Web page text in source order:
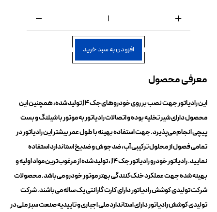
افزودن به سبد خرید
معرفی محصول
این رادیاتور جهت نصب بر روی خودروهای جک J4 تولید شده، همچنین این
محصول دارای شیر تخلیه بوده و اتصالات رادیاتور به موتور با شیلنگ و بست
پیچی انجام می‌پذیرد. جهت استفاده بهینه با طول عمر بیشتر این رادیاتور در
تمامی فصول از محلول ترکیبی آب، ضد جوش و ضد‌یخ استاندارد استفاده
نمایید. رادیاتور خودرو رادیاتور جک J4 ، تولید شده از مرغوب‌ترین مواد اولیه و
بهینه شده جهت عملکرد خنک‌کنندگی بهتر موتور خودرو می‌باشد. محصولات
شرکت تولیدی کوشش رادیاتور دارای کارت گارانتی یک ساله می‌باشند. شرکت
تولیدی کوشش رادیاتور دارای استاندارد ملی اجباری و تاییدیه صنعت سبز ملی در